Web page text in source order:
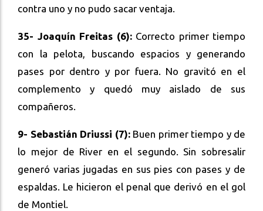
contra uno y no pudo sacar ventaja.
35- Joaquín Freitas (6): Correcto primer tiempo
con la pelota, buscando espacios y generando
pases por dentro y por fuera. No gravitó en el
complemento y quedó muy aislado de sus
compañeros.
9- Sebastián Driussi (7):Buen primer tiempo y de
lo mejor de River en el segundo. Sin sobresalir
generó varias jugadas en sus pies con pases y de
espaldas. Le hicieron el penal que derivó en el gol
de Montiel.